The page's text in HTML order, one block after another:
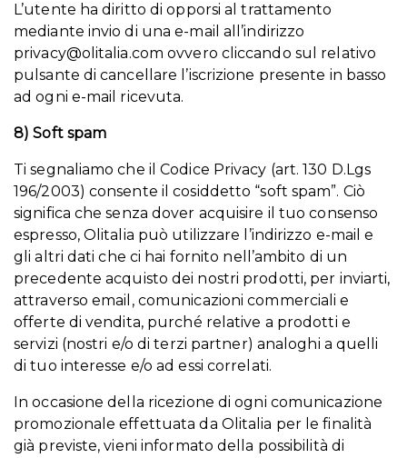
L’utente ha diritto di opporsi al trattamento
mediante invio di una e-mail all’indirizzo
privacy@olitalia.com ovvero cliccando sul relativo
pulsante di cancellare l’iscrizione presente in basso
ad ogni e-mail ricevuta.
8) Soft spam
Ti segnaliamo che il Codice Privacy (art. 130 D.Lgs
196/2003) consente il cosiddetto “soft spam”. Ciò
significa che senza dover acquisire il tuo consenso
espresso, Olitalia può utilizzare l’indirizzo e-mail e
gli altri dati che ci hai fornito nell’ambito di un
precedente acquisto dei nostri prodotti, per inviarti,
attraverso email, comunicazioni commerciali e
offerte di vendita, purché relative a prodotti e
servizi (nostri e/o di terzi partner) analoghi a quelli
di tuo interesse e/o ad essi correlati.
In occasione della ricezione di ogni comunicazione
promozionale effettuata da Olitalia per le finalità
già previste, vieni informato della possibilità di